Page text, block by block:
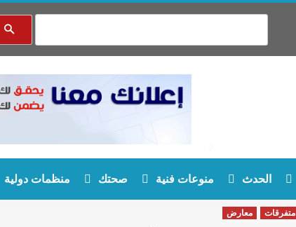
الحدث منوعات فنية صحتك منظمات دولية
متفرقات معارض